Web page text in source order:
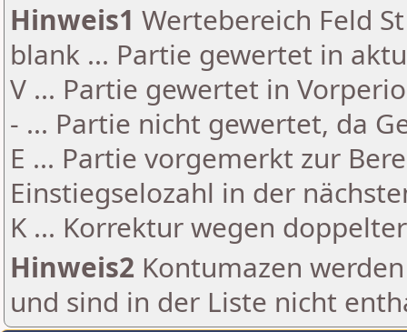
Hinweis1 Wertebereich Feld
blank ... Partie gewertet in
V ... Partie gewertet in
- ... Partie nicht gewertet, da
E ... Partie vorgemerkt zur
Einstiegselozahl in der
K ... Korrektur wegen
Hinweis2 Kontumazen
und sind in der Liste nicht